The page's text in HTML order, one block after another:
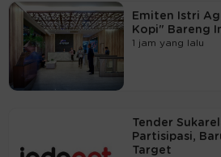
Emiten Istri
Kopi" Bareng
1 jam yang lalu
Tender
Partisipasi,
Target